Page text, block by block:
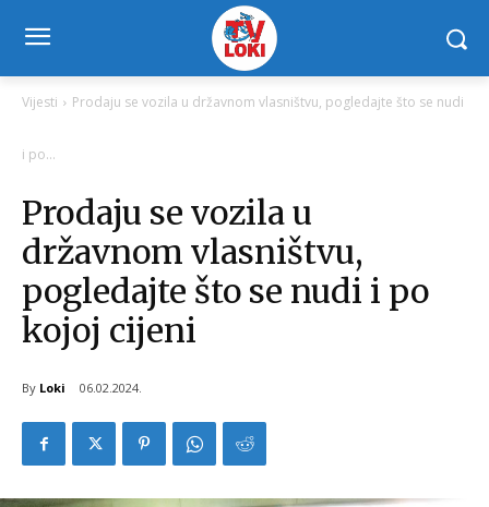
Vijesti Prodaju se vozila u državnom vlasništvu, pogledajte što se nudi
i po...
Prodaju se vozila u
državnom vlasništvu,
pogledajte što se nudi i po
kojoj cijeni
By Loki 06.02.2024.